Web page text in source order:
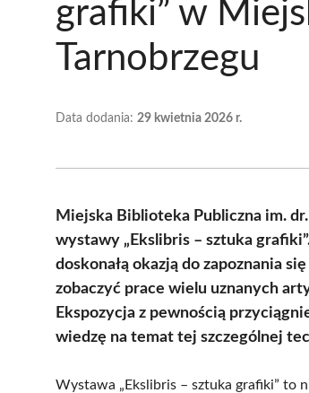
grafiki” w
Tarnobrzegu
Data dodania: 29 kwietnia 2026 r.
Miejska Biblioteka Publiczna im.
wystawy „Ekslibris – sztuka
doskonałą okazją do zapoznania
zobaczyć prace wielu uznanych
Ekspozycja z pewnością
wiedzę na temat tej szczególnej
Wystawa „Ekslibris – sztuka grafiki” to